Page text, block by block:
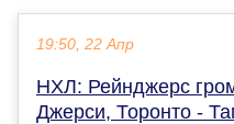
19:50, 22 Апр
НХЛ: Рейнджерс
Джерси, Торонто -